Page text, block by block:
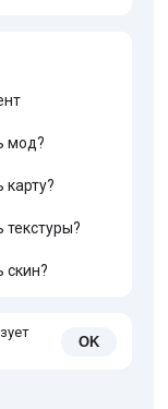
мод?
карту?
текстуры?
скин?
OK